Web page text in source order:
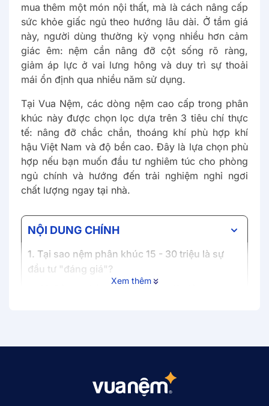
mua thêm một món nội thất, mà là cách nâng cấp
sức khỏe giấc ngủ theo hướng lâu dài. Ở tầm giá
này, người dùng thường kỳ vọng nhiều hơn cảm
giác êm: nệm cần nâng đỡ cột sống rõ ràng,
giảm áp lực ở vai lưng hông và duy trì sự thoải
mái ổn định qua nhiều năm sử dụng.
Tại Vua Nệm, các dòng nệm cao cấp trong phân
khúc này được chọn lọc dựa trên 3 tiêu chí thực
tế: nâng đỡ chắc chắn, thoáng khí phù hợp khí
hậu Việt Nam và độ bền cao. Đây là lựa chọn phù
hợp nếu bạn muốn đầu tư nghiêm túc cho phòng
ngủ chính và hướng đến trải nghiệm nghỉ ngơi
chất lượng ngay tại nhà.
NỘI DUNG CHÍNH
1. Tại sao nệm phân khúc 15 - 30 triệu là sự
đầu tư "đáng giá"?
1.1. Công nghệ nâng đỡ 7 vùng độc lập
2.2. Nệm lò xo
Xem thêm